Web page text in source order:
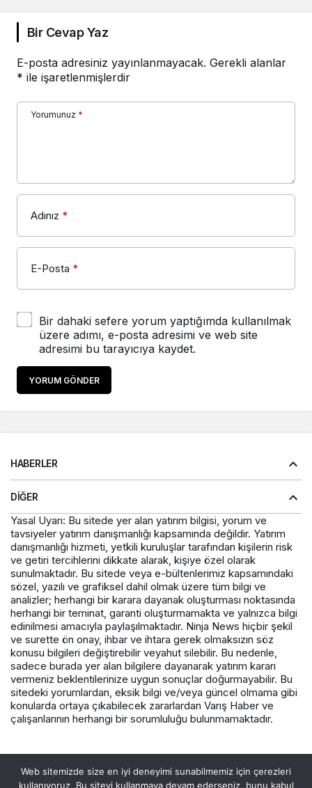
Bir Cevap Yaz
E-posta adresiniz yayınlanmayacak. Gerekli alanlar
* ile işaretlenmişlerdir
Yorumunuz *
Adınız *
E-Posta *
Bir dahaki sefere yorum yaptığımda kullanılmak
üzere adımı, e-posta adresimi ve web site
adresimi bu tarayıcıya kaydet.
YORUM GÖNDER
HABERLER
DIĞER
Yasal Uyarı: Bu sitede yer alan yatırım bilgisi, yorum ve
tavsiyeler yatırım danışmanlığı kapsamında değildir. Yatırım
danışmanlığı hizmeti, yetkili kuruluşlar tarafından kişilerin risk
ve getiri tercihlerini dikkate alarak, kişiye özel olarak
sunulmaktadır. Bu sitede veya e-bültenlerimiz kapsamındaki
sözel, yazılı ve grafiksel dahil olmak üzere tüm bilgi ve
analizler; herhangi bir karara dayanak oluşturması noktasında
herhangi bir teminat, garanti oluşturmamakta ve yalnızca bilgi
edinilmesi amacıyla paylaşılmaktadır. Ninja News hiçbir şekil
ve surette ön onay, ihbar ve ihtara gerek olmaksızın söz
konusu bilgileri değiştirebilir veyahut silebilir. Bu nedenle,
sadece burada yer alan bilgilere dayanarak yatırım kararı
vermeniz beklentilerinize uygun sonuçlar doğurmayabilir. Bu
sitedeki yorumlardan, eksik bilgi ve/veya güncel olmama gibi
konularda ortaya çıkabilecek zararlardan Varış Haber ve
çalışanlarının herhangi bir sorumluluğu bulunmamaktadır.
Web sitemizde size en iyi deneyimi sunabilmemiz için çerezleri
kullanıyoruz. Bu siteyi kullanmaya devam ederseniz, bunu kabul